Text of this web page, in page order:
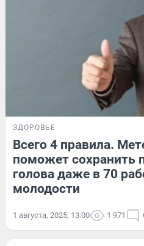
ЗДОРОВЬЕ
Всего 4 правила.
поможет сохранить
голова даже в 70
молодости
1 августа, 2025, 13:00 1 971